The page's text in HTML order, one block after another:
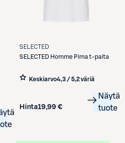
SELECTED
SELECTED Homme Pima t-paita
Keskiarvo4,3 / 5,2 väriä
Hinta19,99 €
Näytä
tuote